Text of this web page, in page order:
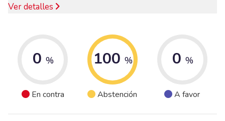
Ver detalles
0 %
En contra
100 %
Abstención
0 %
A favor